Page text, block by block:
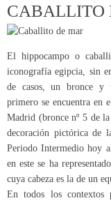
CABALLITO
El hippocampo o
iconografía egipcia, sin
de casos, un bronce y
primero se encuentra en
Madrid (bronce nº 5 de
decoración pictórica de
Periodo Intermedio hoy
en este se ha
cuya cabeza es la de un
En todos los contextos